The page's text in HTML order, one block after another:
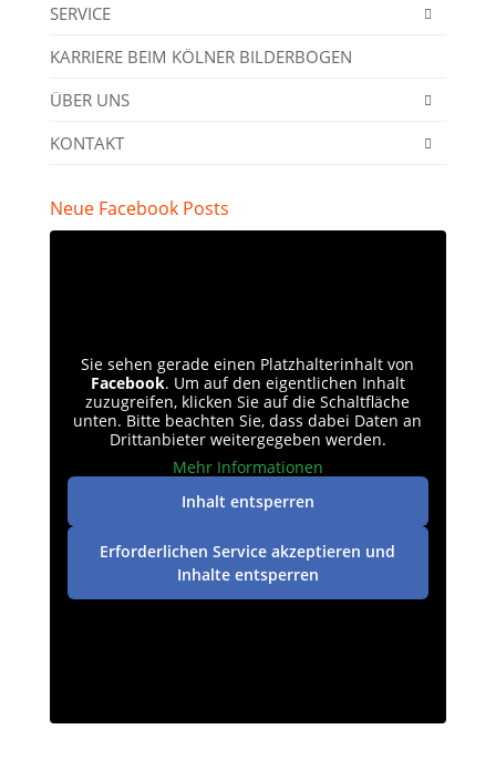
SERVICE
KARRIERE BEIM KÖLNER BILDERBOGEN
ÜBER UNS
KONTAKT
Neue Facebook Posts
Sie sehen gerade einen Platzhalterinhalt von
Facebook. Um auf den eigentlichen Inhalt
zuzugreifen, klicken Sie auf die Schaltfläche
unten. Bitte beachten Sie, dass dabei Daten an
Drittanbieter weitergegeben werden.
Mehr Informationen
Inhalt entsperren
Erforderlichen Service akzeptieren und
Inhalte entsperren